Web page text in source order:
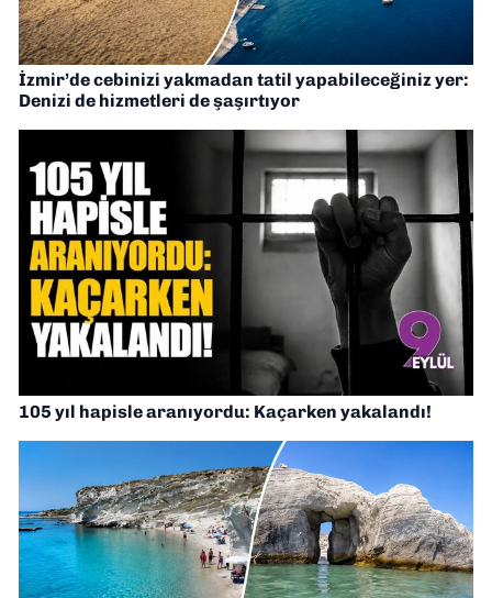
İzmir’de cebinizi yakmadan tatil yapabileceğiniz yer:
Denizi de hizmetleri de şaşırtıyor
105 yıl hapisle aranıyordu: Kaçarken yakalandı!